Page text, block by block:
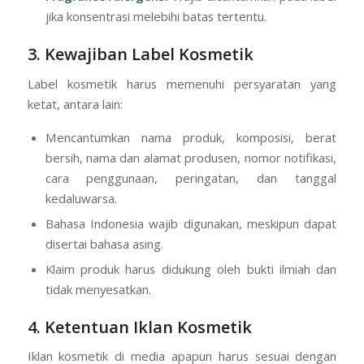
jika konsentrasi melebihi batas tertentu.
3. Kewajiban Label Kosmetik
Label kosmetik harus memenuhi persyaratan yang
ketat, antara lain:
Mencantumkan nama produk, komposisi, berat
bersih, nama dan alamat produsen, nomor notifikasi,
cara penggunaan, peringatan, dan tanggal
kedaluwarsa.
Bahasa Indonesia wajib digunakan, meskipun dapat
disertai bahasa asing.
Klaim produk harus didukung oleh bukti ilmiah dan
tidak menyesatkan.
4. Ketentuan Iklan Kosmetik
Iklan kosmetik di media apapun harus sesuai dengan